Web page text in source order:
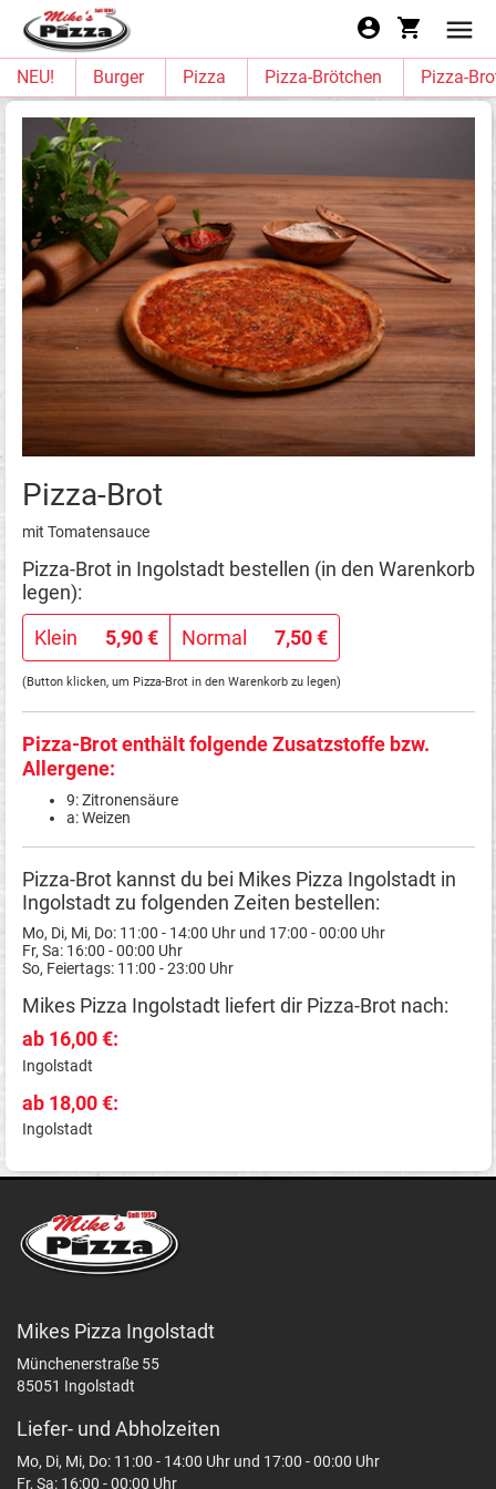
NEU! Burger Pizza Pizza-Brötchen Pizza-
Pizza-Brot
mit Tomatensauce
Pizza-Brot in Ingolstadt bestellen (in den Warenkorb
legen):
Klein
5,90 € Normal 7,50 €
(Button klicken, um Pizza-Brot in den Warenkorb zu legen)
Pizza-Brot enthält folgende Zusatzstoffe bzw.
Allergene:
9: Zitronensäure
a: Weizen
Pizza-Brot kannst du bei Mikes Pizza Ingolstadt in
Ingolstadt zu folgenden Zeiten bestellen:
Mo, Di, Mi, Do: 11:00 - 14:00 Uhr und 17:00 - 00:00 Uhr
Fr, Sa: 16:00 - 00:00 Uhr
So, Feiertags: 11:00 - 23:00 Uhr
Mikes Pizza Ingolstadt liefert dir Pizza-Brot nach:
ab 16,00 €:
Ingolstadt
ab 18,00 €:
Ingolstadt
Mikes Pizza Ingolstadt
Münchenerstraße 55
85051 Ingolstadt
Liefer- und Abholzeiten
Mo, Di, Mi, Do: 11:00 - 14:00 Uhr und 17:00 - 00:00 Uhr
Fr, Sa: 16:00 - 00:00 Uhr